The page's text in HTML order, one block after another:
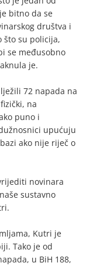
bitno da se
društva i
su policija,
se međusobno
je.
72 napada na
na
puno i
upućuju
ako nije riječ o
novinara
sustavno
Kutri je
Tako je od
u BiH 188,